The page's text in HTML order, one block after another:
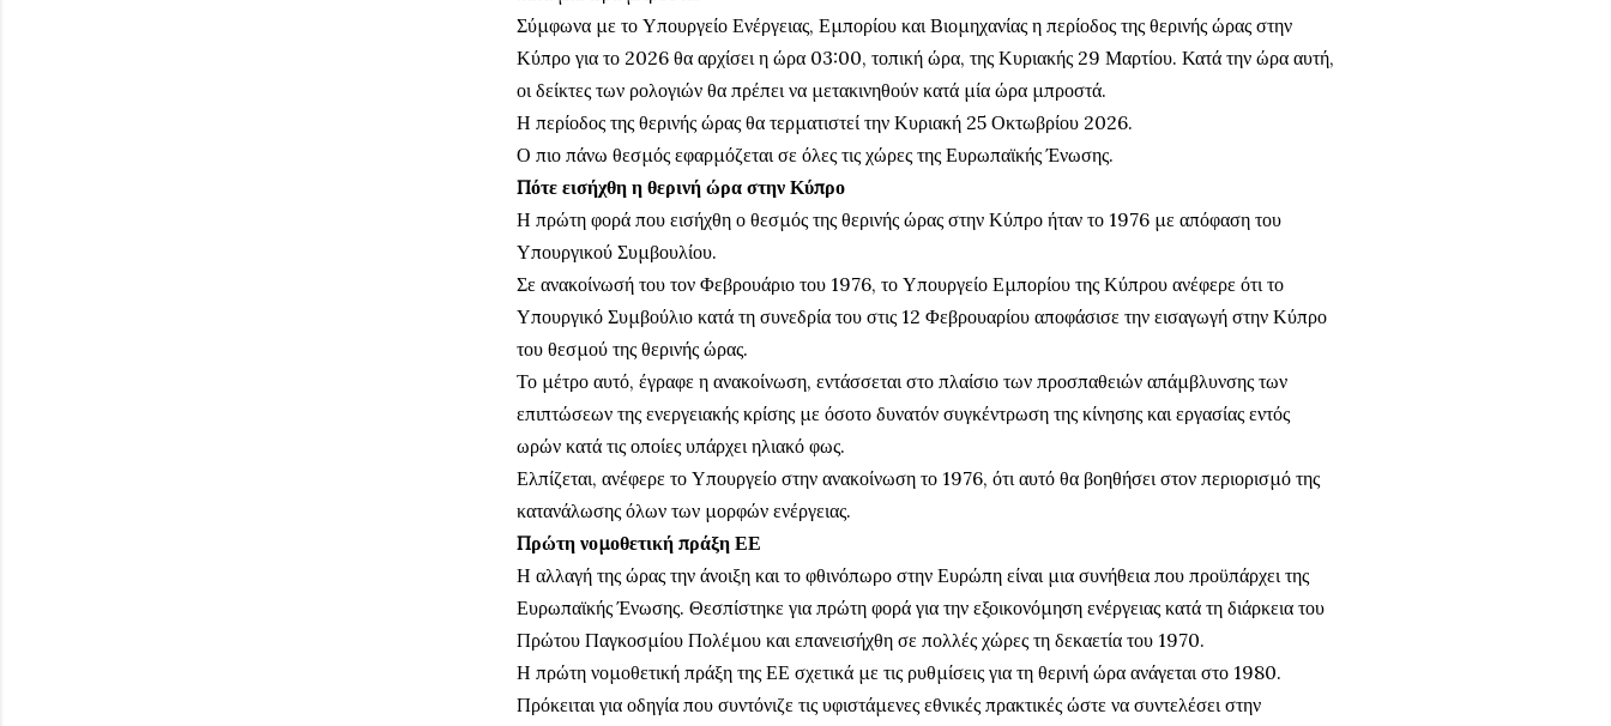
Σύμφωνα με το Υπουργείο Ενέργειας, Εμπορίου και Βιομηχανίας η περίοδος της θερινής ώρας στην
Κύπρο για το 2026 θα αρχίσει η ώρα 03:00, τοπική ώρα, της Κυριακής 29 Μαρτίου. Κατά την ώρα αυτή,
οι δείκτες των ρολογιών θα πρέπει να μετακινηθούν κατά μία ώρα μπροστά.
Η περίοδος της θερινής ώρας θα τερματιστεί την Κυριακή 25 Οκτωβρίου 2026.
Ο πιο πάνω θεσμός εφαρμόζεται σε όλες τις χώρες της Ευρωπαϊκής Ένωσης.
Πότε εισήχθη η θερινή ώρα στην Κύπρο
Η πρώτη φορά που εισήχθη ο θεσμός της θερινής ώρας στην Κύπρο ήταν το 1976 με απόφαση του
Υπουργικού Συμβουλίου.
Σε ανακοίνωσή του τον Φεβρουάριο του 1976, το Υπουργείο Εμπορίου της Κύπρου ανέφερε ότι το
Υπουργικό Συμβούλιο κατά τη συνεδρία του στις 12 Φεβρουαρίου αποφάσισε την εισαγωγή στην Κύπρο
του θεσμού της θερινής ώρας.
Το μέτρο αυτό, έγραφε η ανακοίνωση, εντάσσεται στο πλαίσιο των προσπαθειών απάμβλυνσης των
επιπτώσεων της ενεργειακής κρίσης με όσοτο δυνατόν συγκέντρωση της κίνησης και εργασίας εντός
ωρών κατά τις οποίες υπάρχει ηλιακό φως.
Ελπίζεται, ανέφερε το Υπουργείο στην ανακοίνωση το 1976, ότι αυτό θα βοηθήσει στον περιορισμό της
κατανάλωσης όλων των μορφών ενέργειας.
Πρώτη νομοθετική πράξη ΕΕ
Η αλλαγή της ώρας την άνοιξη και το φθινόπωρο στην Ευρώπη είναι μια συνήθεια που προϋπάρχει της
Ευρωπαϊκής Ένωσης. Θεσπίστηκε για πρώτη φορά για την εξοικονόμηση ενέργειας κατά τη διάρκεια του
Πρώτου Παγκοσμίου Πολέμου και επανεισήχθη σε πολλές χώρες τη δεκαετία του 1970.
Η πρώτη νομοθετική πράξη της ΕΕ σχετικά με τις ρυθμίσεις για τη θερινή ώρα ανάγεται στο 1980.
Πρόκειται για οδηγία που συντόνιζε τις υφιστάμενες εθνικές πρακτικές ώστε να συντελέσει στην